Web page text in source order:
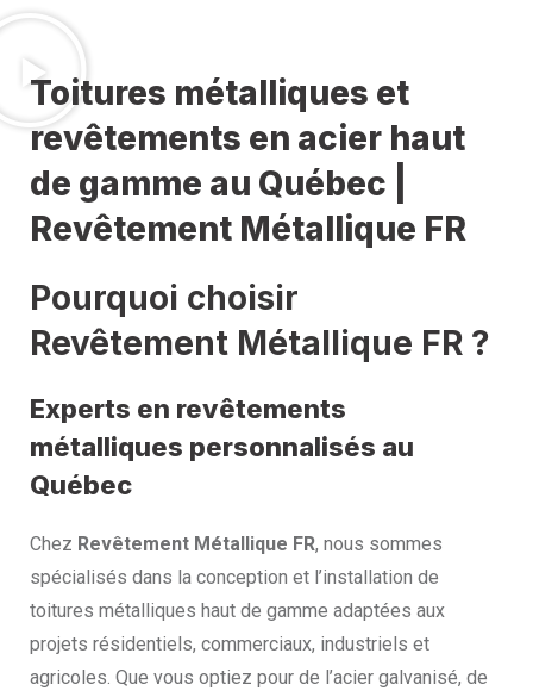
Toitures métalliques et
revêtements en acier haut
de gamme au Québec |
Revêtement Métallique FR
Pourquoi choisir
Revêtement Métallique FR ?
Experts en revêtements
métalliques personnalisés au
Québec
Chez Revêtement Métallique FR, nous sommes
spécialisés dans la conception et l’installation de
toitures métalliques haut de gamme adaptées aux
projets résidentiels, commerciaux, industriels et
agricoles. Que vous optiez pour de l’acier galvanisé, de